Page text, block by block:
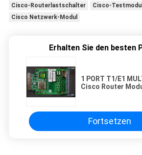
Cisco-Routerlastschalter
Cisco-Testmodul
Cisco Netzwerk-Modul
Erhalten Sie den besten
1 PORT T1/E1
Cisco Router
unterstützt
ISR 2 1900/2900/
Fortsetzen